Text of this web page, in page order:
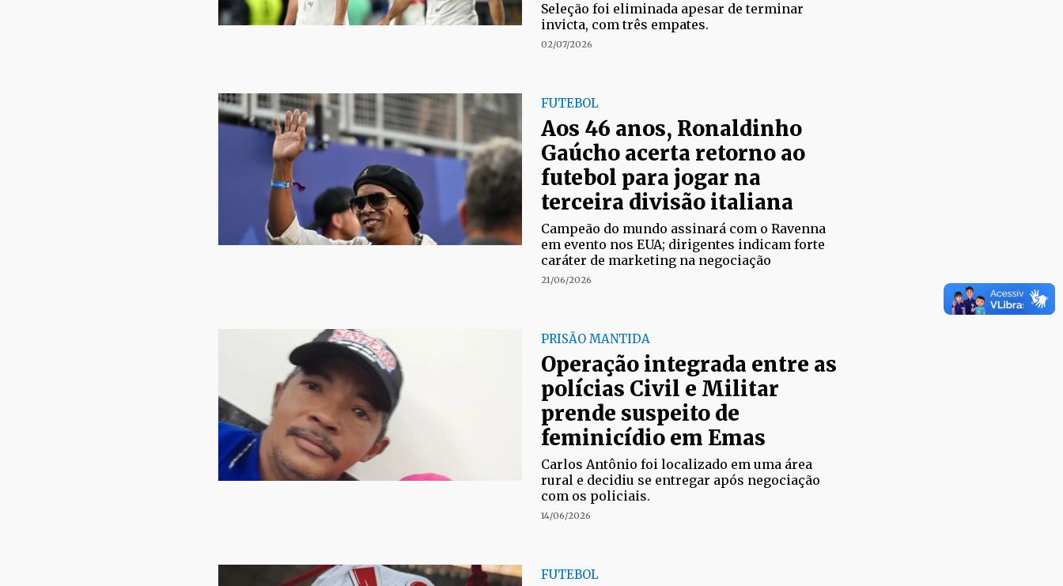
Seleção foi eliminada apesar de terminar
invicta, com três empates.
02/07/2026
FUTEBOL
Aos 46 anos, Ronaldinho
Gaúcho acerta retorno ao
futebol para jogar na
terceira divisão italiana
Campeão do mundo assinará com o Ravenna
em evento nos EUA; dirigentes indicam forte
caráter de marketing na negociação
21/06/2026
PRISÃO MANTIDA
Operação integrada entre as
polícias Civil e Militar
prende suspeito de
feminicídio em Emas
Carlos Antônio foi localizado em uma área
rural e decidiu se entregar após negociação
com os policiais.
14/06/2026
FUTEBOL